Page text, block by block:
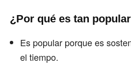
¿Por qué es tan
Es popular porque es
el tiempo.